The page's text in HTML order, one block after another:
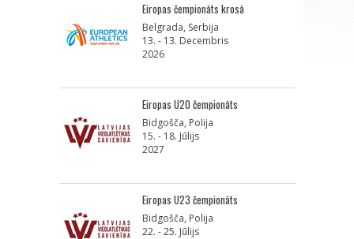
Eiropas čempionāts krosā
Belgrada, Serbija
13. - 13. Decembris
2026
Eiropas U20 čempionāts
Bidgošča, Polija
15. - 18. Jūlijs
2027
Eiropas U23 čempionāts
Bidgošča, Polija
22. - 25. Jūlijs